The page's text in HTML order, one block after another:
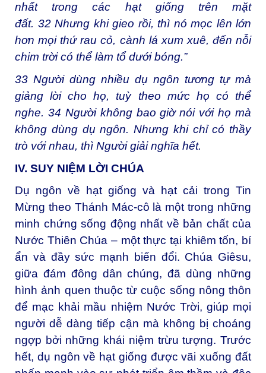
nhất trong các hạt giống trên mặt
đất. 32 Nhưng khi gieo rồi, thì nó mọc lên lớn
hơn mọi thứ rau cỏ, cành lá xum xuê, đến nỗi
chim trời có thể làm tổ dưới bóng.”
33 Người dùng nhiều dụ ngôn tương tự mà
giảng lời cho họ, tuỳ theo mức họ có thể
nghe. 34 Người không bao giờ nói với họ mà
không dùng dụ ngôn. Nhưng khi chỉ có thầy
trò với nhau, thì Người giải nghĩa hết.
IV. SUY NIỆM LỜI CHÚA
Dụ ngôn về hạt giống và hạt cải trong Tin
Mừng theo Thánh Mác-cô là một trong những
minh chứng sống động nhất về bản chất của
Nước Thiên Chúa – một thực tại khiêm tốn, bí
ẩn và đầy sức mạnh biến đổi. Chúa Giêsu,
giữa đám đông dân chúng, đã dùng những
hình ảnh quen thuộc từ cuộc sống nông thôn
để mạc khải mầu nhiệm Nước Trời, giúp mọi
người dễ dàng tiếp cận mà không bị choáng
ngợp bởi những khái niệm trừu tượng. Trước
hết, dụ ngôn về hạt giống được vãi xuống đất